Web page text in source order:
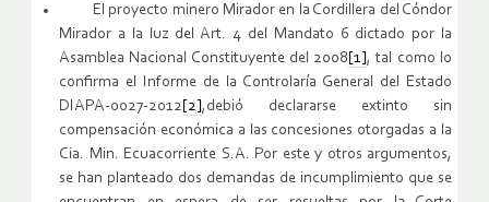
El proyecto minero Mirador en la Cordillera del Cóndor
Mirador a la luz del Art. 4 del Mandato 6 dictado por la
Asamblea Nacional Constituyente del 2008 [1], tal como lo
confirma el Informe de la Controlaría General del Estado
DIAPA-0027-2012 [2],debió declararse extinto sin
compensación económica a las concesiones otorgadas a la
Cia. Min. Ecuacorriente S.A. Por este y otros argumentos,
se han planteado dos demandas de incumplimiento que se